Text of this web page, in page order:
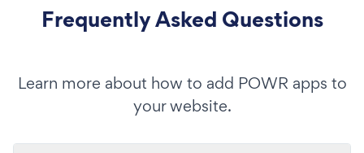
Frequently Asked Questions
Learn more about how to add POWR apps to
your website.